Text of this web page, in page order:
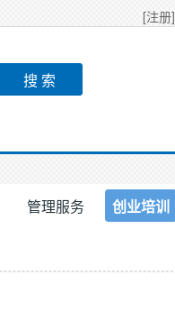
[注册]
管理服务 创业培训